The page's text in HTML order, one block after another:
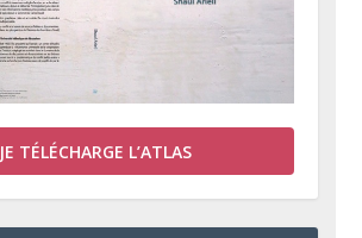
JE TÉLÉCHARGE L’ATLAS